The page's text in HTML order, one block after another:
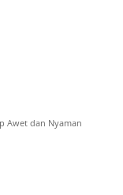
Awet dan Nyaman